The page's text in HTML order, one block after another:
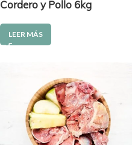
Cordero y Pollo 6kg
LEER MÁS